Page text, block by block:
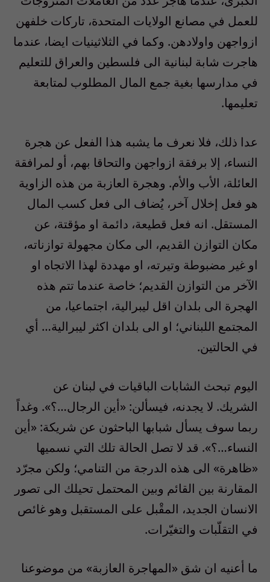
للعمل في مصانع الولايات المتحدة، تاركات خلفهن
ازواجهن واولادهن. وكما في الثلاثينيات ايضا، عندما
هاجرت شابة لبنانية الى فلسطين والعراق للتعليم
في مدارسها بغية جمع المال المطلوب لمتابعة
تعليمها.
عدا ذلك، فلا نعرف ما يشبه هذا الفعل عن هجرة
النساء، إلا برفقة ازواجهن والتحاقا بهم، أو لمرافقة
العائلة، الأب والأم. وهجرة العازبة من هذه الزاوية
هو فعل إخلال آخر، يُضاف الى فعل كسب المال
المستقل. انه فعل قطيعة، دائمة او مؤقتة، عن
مكان التوازن القديم، الى مكان مجهولة توازناته،
او غير مضبوطة وتيرته، او مهددة لهذا الاتجاه او
الآخر من التوازن القديم؛ خاصة عندما تتم هذه
الهجرة الى بلدان اقل ليبرالية، اجتماعيا، من
المجتمع اللبناني؛ او الى بلدان اكثر ليبرالية… أي
في الحالتين.
اليوم تبحث الشابات الباقيات في لبنان عن
الشريك. لا يجدنه، فيسألن: «أين الرجال…؟». وغداً
ربما سوف يسأل شبابها الباحثون عن شريكة: «أين
النساء…؟». قد لا تصل الحالة تلك التي نسميها
«ظاهرة» الى هذه الدرجة من التنامي؛ ولكن مجرّد
المقارنة بين القائم وبين المحتمل تحيلك الى تصور
الانسان الجديد، المقْبل على المستقبل وهو غائص
في التقلّبات والتغيّرات.
ما أعنيه ان شق «المهاجرة العازبة» من موضوعنا